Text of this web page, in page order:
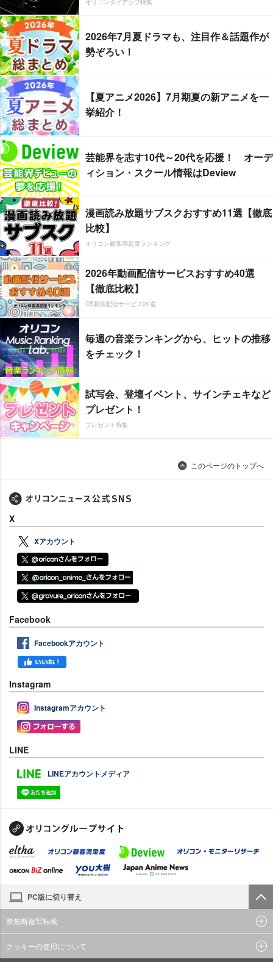
2026年7月夏ドラマも、注目作＆話題作が
勢ぞろい！
【夏アニメ2026】7月期夏の新アニメを一
挙紹介！
芸能界を志す10代～20代を応援！ オーデ
ィション・スクール情報はDeview
漫画読み放題サブスクおすすめ11選【徹底
比較】
オリコン顧客満足度ランキング
2026年動画配信サービスおすすめ40選
【徹底比較】
CS動画配信サービス20選
毎週の音楽ランキングから、ヒットの推移
をチェック！
試写会、登壇イベント、サインチェキなど
プレゼント！
プレゼント特集
このページのトップへ
X
Xアカウント
Facebook
Facebookアカウント
Instagram
Instagramアカウント
LINE
LINEアカウントメディア
PC版に切り替え
禁無断複写転載
クッキーの使用について